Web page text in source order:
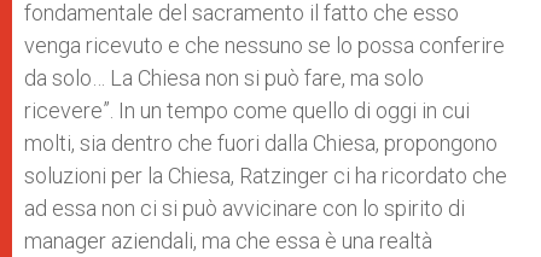
fondamentale del sacramento il fatto che esso
venga ricevuto e che nessuno se lo possa conferire
da solo… La Chiesa non si può fare, ma solo
ricevere”. In un tempo come quello di oggi in cui
molti, sia dentro che fuori dalla Chiesa, propongono
soluzioni per la Chiesa, Ratzinger ci ha ricordato che
ad essa non ci si può avvicinare con lo spirito di
manager aziendali, ma che essa è una realtà